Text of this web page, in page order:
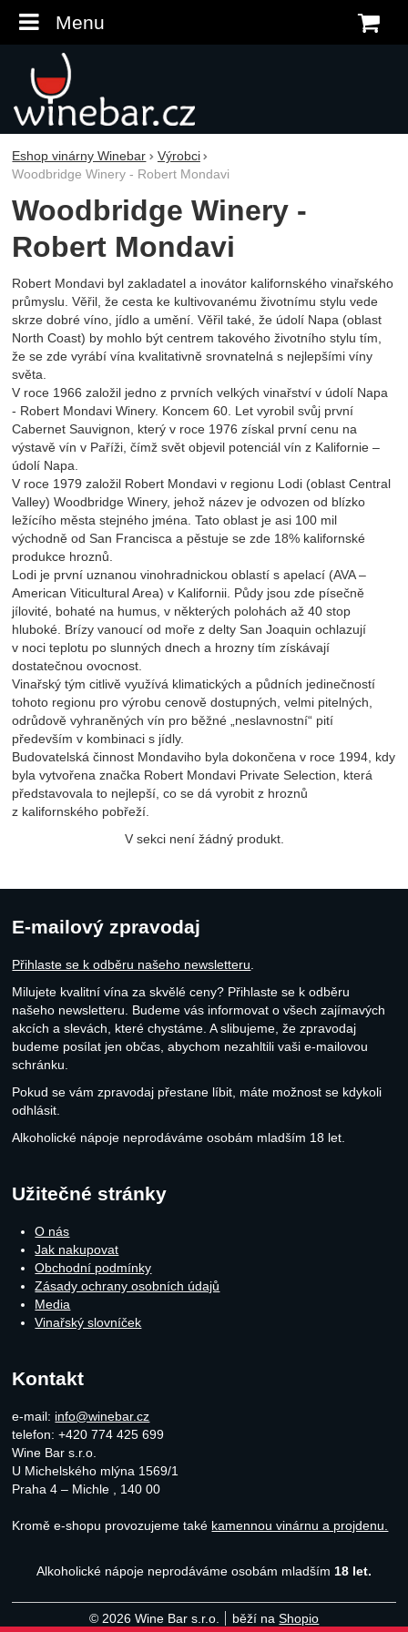
Menu
Eshop vinárny Winebar
Výrobci
Woodbridge Winery - Robert Mondavi
Woodbridge Winery -
Robert Mondavi
Robert Mondavi byl zakladatel a inovátor kalifornského vinařského
průmyslu. Věřil, že cesta ke kultivovanému životnímu stylu vede
skrze dobré víno, jídlo a umění. Věřil také, že údolí Napa (oblast
North Coast) by mohlo být centrem takového životního stylu tím,
že se zde vyrábí vína kvalitativně srovnatelná s nejlepšími víny
světa.
V roce 1966 založil jedno z prvních velkých vinařství v údolí Napa
- Robert Mondavi Winery. Koncem 60. Let vyrobil svůj první
Cabernet Sauvignon, který v roce 1976 získal první cenu na
výstavě vín v Paříži, čímž svět objevil potenciál vín z Kalifornie –
údolí Napa.
V roce 1979 založil Robert Mondavi v regionu Lodi (oblast Central
Valley) Woodbridge Winery, jehož název je odvozen od blízko
ležícího města stejného jména. Tato oblast je asi 100 mil
východně od San Francisca a pěstuje se zde 18% kalifornské
produkce hroznů.
Lodi je první uznanou vinohradnickou oblastí s apelací (AVA –
American Viticultural Area) v Kalifornii. Půdy jsou zde písečně
jílovité, bohaté na humus, v některých polohách až 40 stop
hluboké. Brízy vanoucí od moře z delty San Joaquin ochlazují
v noci teplotu po slunných dnech a hrozny tím získávají
dostatečnou ovocnost.
Vinařský tým citlivě využívá klimatických a půdních jedinečností
tohoto regionu pro výrobu cenově dostupných, velmi pitelných,
odrůdově vyhraněných vín pro běžné „neslavnostní“ pití
především v kombinaci s jídly.
Budovatelská činnost Mondaviho byla dokončena v roce 1994, kdy
byla vytvořena značka Robert Mondavi Private Selection, která
představovala to nejlepší, co se dá vyrobit z hroznů
z kalifornského pobřeží.
V sekci není žádný produkt.
E-mailový zpravodaj
Přihlaste se k odběru našeho newsletteru
Milujete kvalitní vína za skvělé ceny? Přihlaste se k odběru
našeho newsletteru. Budeme vás informovat o všech zajímavých
akcích a slevách, které chystáme. A slibujeme, že zpravodaj
budeme posílat jen občas, abychom nezahltili vaši e-mailovou
schránku.
Pokud se vám zpravodaj přestane líbit, máte možnost se kdykoli
odhlásit.
Alkoholické nápoje neprodáváme osobám mladším 18 let.
Užitečné stránky
O nás
Jak nakupovat
Obchodní podmínky
Zásady ochrany osobních údajů
Media
Vinařský slovníček
Kontakt
e-mail: info@winebar.cz
telefon: +420 774 425 699
Wine Bar s.r.o.
U Michelského mlýna 1569/1
Praha 4 – Michle
140 00
Kromě e-shopu provozujeme také kamennou vinárnu a projdenu.
Alkoholické nápoje neprodáváme osobám mladším 18 let.
© 2026 Wine Bar s.r.o. běží naShopio